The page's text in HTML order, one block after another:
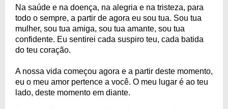
Na saúde e na doença, na alegria e na tristeza, para
todo o sempre, a partir de agora eu sou tua. Sou tua
mulher, sou tua amiga, sou tua amante, sou tua
confidente. Eu sentirei cada suspiro teu, cada batida
do teu coração.
A nossa vida começou agora e a partir deste momento,
eu o meu amor pertence a você. O meu lugar é ao teu
lado, deste momento em diante.